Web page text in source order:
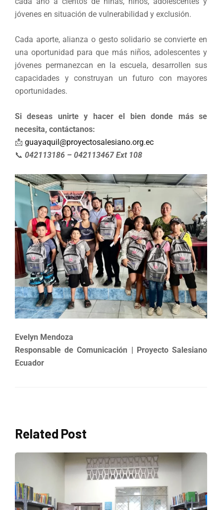
jóvenes en situación de vulnerabilidad y exclusión.
Cada aporte, alianza o gesto solidario se convierte en
una oportunidad para que más niños, adolescentes y
jóvenes permanezcan en la escuela, desarrollen sus
capacidades y construyan un futuro con mayores
oportunidades.
Si deseas unirte y hacer el bien donde más se
necesita, contáctanos:
📩 guayaquil@proyectosalesiano.org.ec
📞 042113186 – 042113467 Ext 108
Evelyn Mendoza
Responsable de Comunicación | Proyecto Salesiano
Ecuador
Related Post